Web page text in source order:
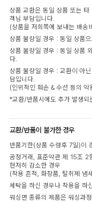
상품 교환은 동일 상품 또는
객님 부담입니다.
(상품을 저희쪽에 보내는 배
상품 불량일 경우 : 동일 상품
상품 불량일 경우 : 동일 상품
다.
상품 불량일 경우 : 교환이 아
담입니다.
(인위적인 훼손 & 수선 등의
*교환/반품시에도 추가 발생되
교환/반품이 불가한 경우
반품기한(상품 수령후 7일)이
공정거래, 표준약관 제 15조 2
현저히 감소한 경우
(착용 흔적, 화장품, 탈취제 냄
세탁을 하신 경우나 착용을 하
워싱면 종류의 제품은 워싱과